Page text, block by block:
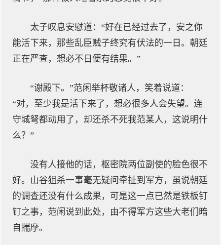
太子叹息安慰道：“好在已经过去了，安之你
能活下来，那些乱臣贼子终究有伏法的一日。朝廷
正在严查，想必不日便有结果。”
“谢殿下。”范闲举杯敬诸人，笑着说道：
“对，至少我是活下来了，想必很多人会失望。连
守城弩都动用了，却还杀不死我范某人，这说明什
么？”
没有人接他的话，枢密院两位副使的脸色很不
好。山谷狙杀一事毫无疑问牵扯到军方，虽说朝廷
的调查还没有什么成果，可是这一点已然是铁板钉
钉之事，范闲说到此处，由不得军方这些大老们暗
自揣摩。